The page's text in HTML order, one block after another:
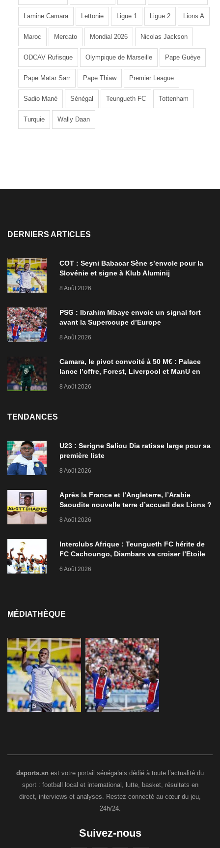
Lamine Camara Lettonie Ligue 1 Ligue 2 Lions A
Maroc Mercato Mondial 2026 Nicolas Jackson
ODCAV Rufisque Olympique de Marseille Pape Guèye
Pape Matar Sarr Pape Thiaw Premier League
Sadio Mané Sénégal Teungueth FC Tottenham
Turquie Wally Daan
DERNIERS ARTICLES
COT : Seyni Babacar Sène s’envole pour la
Slovénie et signe à Klub Aluminij
8 Août 2026
PSG : Ibrahim Mbaye envoie un signal fort
avant la Supercoupe d’Europe
8 Août 2026
Camara, le pivot convoité à 50 M€ : Palace
lance l’offre, Forest, Liverpool et ManU en
8 Août 2026
TENDANCES
U23 : Serigne Saliou Dia ratisse large pour sa
première liste
8 Août 2026
Après la France et l’Angleterre, l’Arabie
Saoudite nouvelle terre d’accueil des Lions ?
8 Août 2026
Interclubs Afrique : Teungueth FC hérite de
FC Cachoungo, Diambars va croiser l’Etoile
6 Août 2026
MÉDIATHÈQUE
dsports.sn est votre portail sénégalais dédié à toute l’actualité du
sport : football local et international, lutte, basket, résultats en
direct, interviews et analyses. Restez connecté au cœur du jeu,
24h/24.
Suivez-nous